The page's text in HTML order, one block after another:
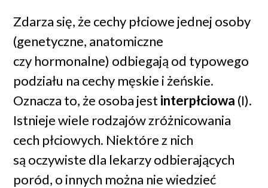
Zdarza się, że cechy płciowe jednej osoby
(genetyczne, anatomiczne
czy hormonalne) odbiegają od typowego
podziału na cechy męskie i żeńskie.
Oznacza to, że osoba jest interpłciowa (I).
Istnieje wiele rodzajów zróżnicowania
cech płciowych. Niektóre z nich
są oczywiste dla lekarzy odbierających
poród, o innych można nie wiedzieć